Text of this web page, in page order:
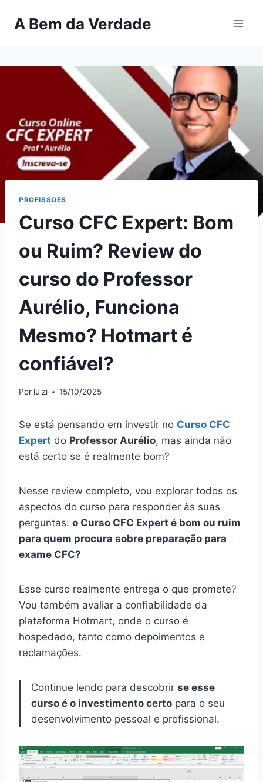
paraA Bem da Verdade
PROFISSOES
Curso CFC Expert: Bom
ou Ruim? Review do
curso do Professor
Aurélio, Funciona
Mesmo? Hotmart é
confiável?
Por luizi 15/10/2025
Se está pensando em investir no Curso CFC
Expert do Professor Aurélio, mas ainda não
está certo se é realmente bom?
Nesse review completo, vou explorar todos os
aspectos do curso para responder às suas
perguntas: o Curso CFC Expert é bom ou ruim
para quem procura sobre preparação para
exame CFC?
Esse curso realmente entrega o que promete?
Vou também avaliar a confiabilidade da
plataforma Hotmart, onde o curso é
hospedado, tanto como depoimentos e
reclamações.
Continue lendo para descobrir se esse
curso é o investimento certo para o seu
desenvolvimento pessoal e profissional.